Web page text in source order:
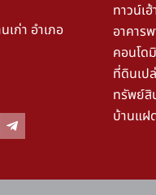
ก่า อำเภอ
ทาวน์เ
อาคาร
คอนโด
ที่ดินเป
ทรัพย์
บ้านแฝ